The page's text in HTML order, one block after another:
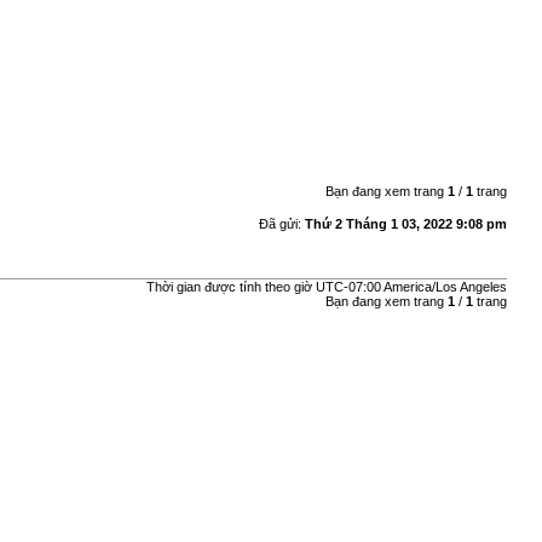
Bạn đang xem trang 1/ 1trang
Đã gửi: Thứ 2 Tháng 1 03, 2022 9:08 pm
Thời gian được tính theo giờ UTC-07:00 America/Los Angeles
Bạn đang xem trang 1/ 1trang